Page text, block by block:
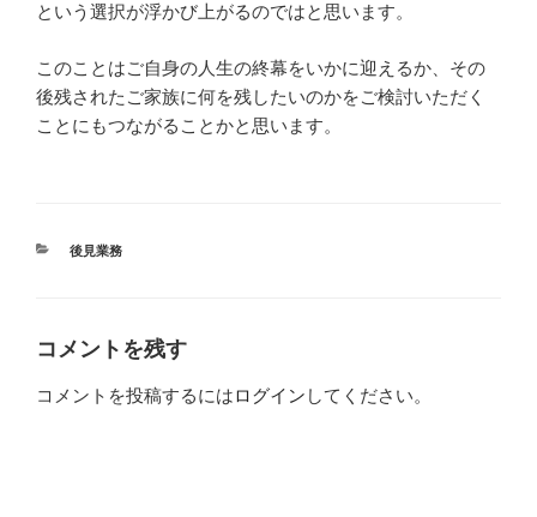
という選択が浮かび上がるのではと思います。
このことはご自身の人生の終幕をいかに迎えるか、その
後残されたご家族に何を残したいのかをご検討いただく
ことにもつながることかと思います。
カ
ー
後見業務
コメントを残す
コメントを投稿するにはログイン してください。